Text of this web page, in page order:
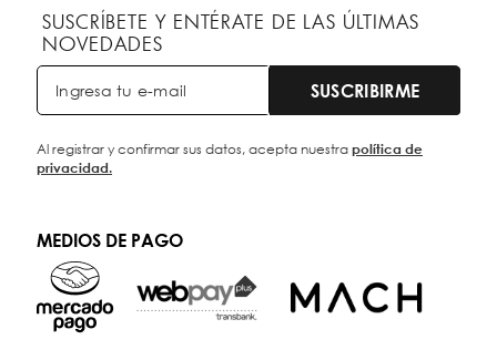
SUSCRÍBETE Y ENTÉRATE DE LAS ÚLTIMAS
NOVEDADES
SUSCRIBIRME
Al registrar y confirmar sus datos, acepta nuestrapolítica de
privacidad.
MEDIOS DE PAGO